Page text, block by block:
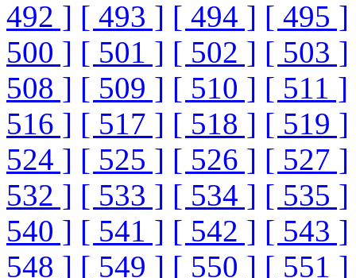
492 ] [ 493 ] [ 494 ] [ 495 ]
500 ] [ 501 ] [ 502 ] [ 503 ]
508 ] [ 509 ] [ 510 ] [ 511 ]
516 ] [ 517 ] [ 518 ] [ 519 ]
524 ] [ 525 ] [ 526 ] [ 527 ]
532 ] [ 533 ] [ 534 ] [ 535 ]
540 ] [ 541 ] [ 542 ] [ 543 ]
548 ] [ 549 ] [ 550 ] [ 551 ]